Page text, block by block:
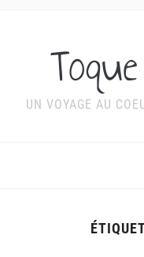
UN VOYAGE AU